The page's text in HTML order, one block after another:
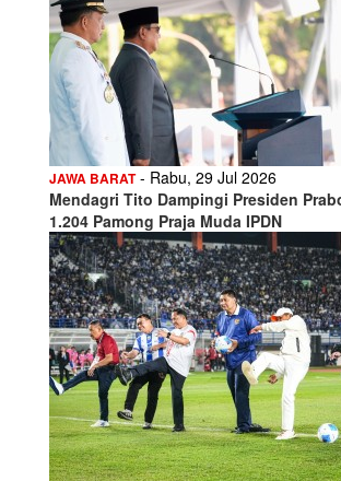
JAWA BARAT- Rabu, 29 Jul 2026
Mendagri Tito Dampingi Presiden
1.204 Pamong Praja Muda IPDN